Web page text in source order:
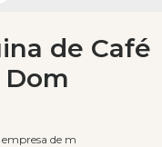
de cafe
empresa de maquina de cafe
de Café
Dom